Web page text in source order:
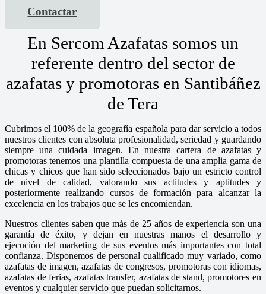
Contactar
En Sercom Azafatas somos un
referente dentro del sector de
azafatas y promotoras en Santibáñez
de Tera
Cubrimos el 100% de la geografía española para dar servicio a todos
nuestros clientes con absoluta profesionalidad, seriedad y guardando
siempre una cuidada imagen. En nuestra cartera de azafatas y
promotoras tenemos una plantilla compuesta de una amplia gama de
chicas y chicos que han sido seleccionados bajo un estricto control
de nivel de calidad, valorando sus actitudes y aptitudes y
posteriormente realizando cursos de formación para alcanzar la
excelencia en los trabajos que se les encomiendan.
Nuestros clientes saben que más de 25 años de experiencia son una
garantía de éxito, y dejan en nuestras manos el desarrollo y
ejecución del marketing de sus eventos más importantes con total
confianza. Disponemos de personal cualificado muy variado, como
azafatas de imagen, azafatas de congresos, promotoras con idiomas,
azafatas de ferias, azafatas transfer, azafatas de stand, promotores en
eventos y cualquier servicio que puedan solicitarnos.